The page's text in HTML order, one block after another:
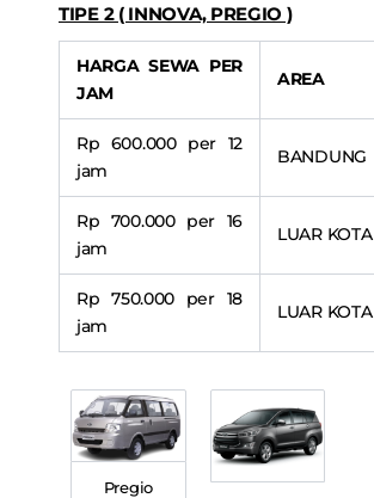
TIPE 2 ( INNOVA, PREGIO )
HARGA SEWA PER
JAM
AREA
Rp 600.000 per 12
jam
BANDUNG
Rp 700.000 per 16
jam
LUAR KOTA
Rp 750.000 per 18
jam
LUAR KOTA
Pregio